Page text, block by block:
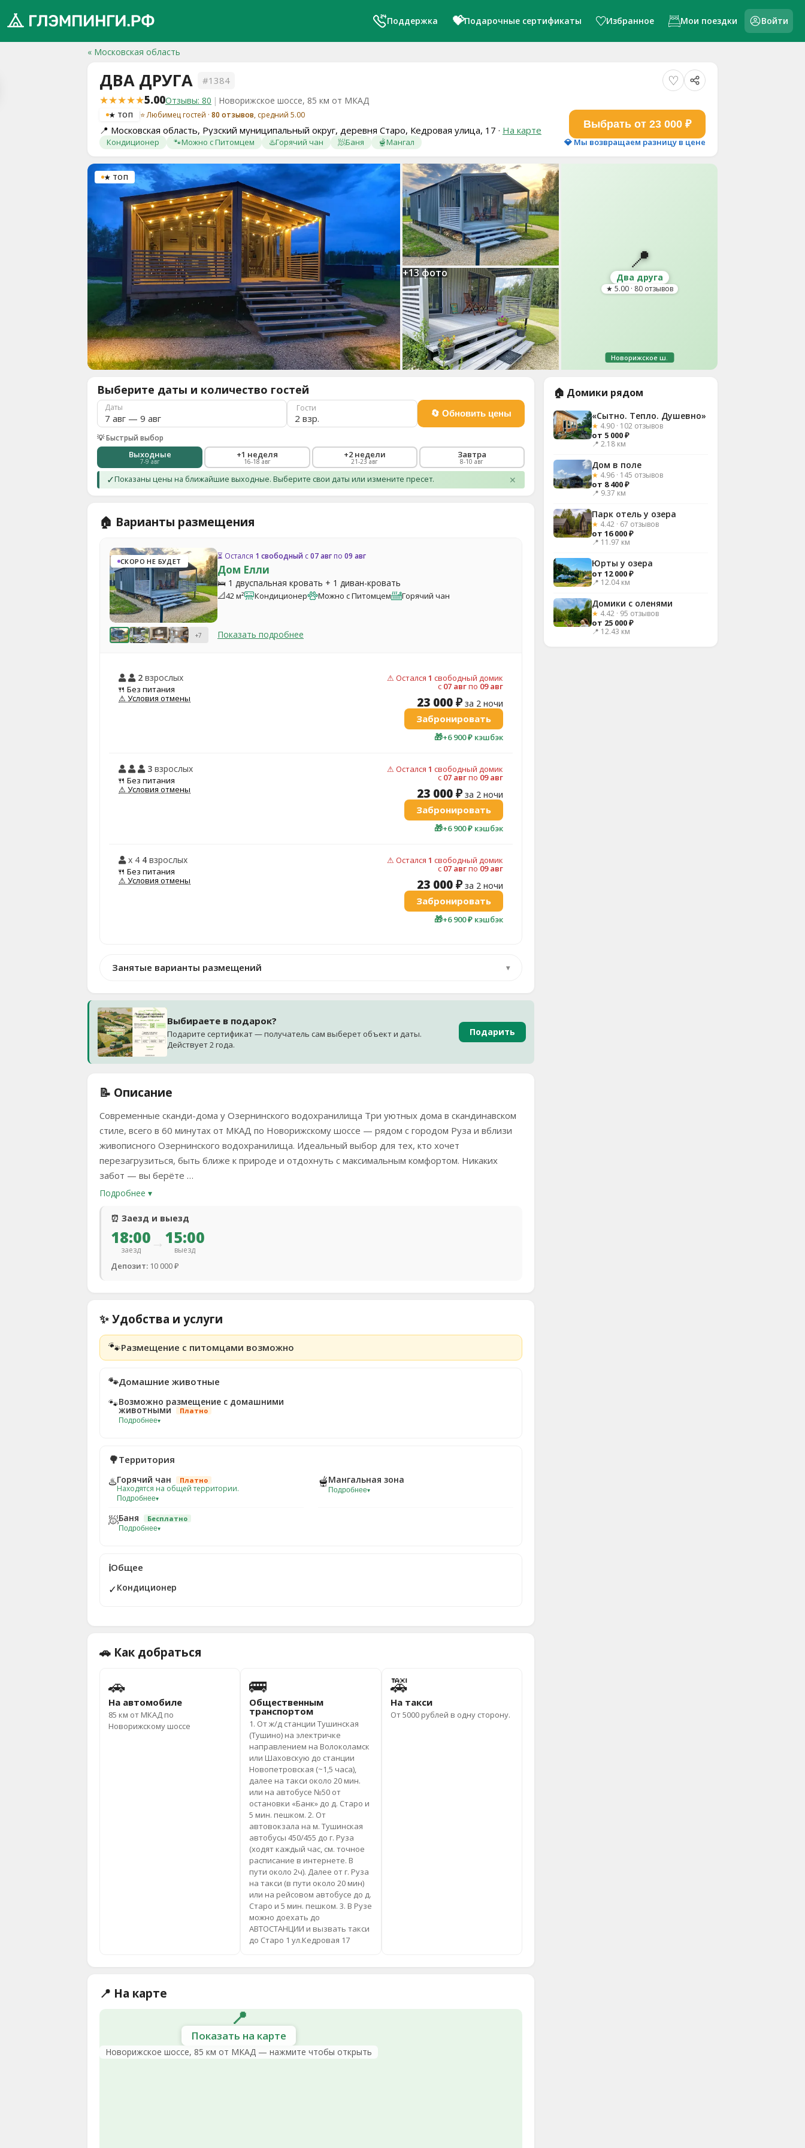
Поддержка 💝Подарочные сертификаты Избранное Мои поездки Войти
« Московская область
ДВА ДРУГА #1384
★★★★★5.00Отзывы: 80 | Новорижское шоссе, 85 км от МКАД
★ ТОП ⭐ Любимец гостей · 80 отзывов, средний 5.00
📍 Московская область, Рузский муниципальный округ, деревня Старо, Кедровая улица, 17 · На карте
Кондиционер 🐾Можно с Питомцем ♨️Горячий чан 🧖Баня 🫕Мангал
Выбрать от 23 000 ₽
💎 Мы возвращаем разницу в цене
★ ТОП
+13 фото 📍
Два друга
★ 5.00 · 80 отзывов
Новорижское ш.
Выберите даты и количество гостей
Даты Гости
2 взр.
💡 Быстрый выбор
Выходные
7-9 авг
+1 неделя
16-18 авг
+2 недели
21-23 авг
Завтра
8-10 авг
✓Показаны цены на ближайшие выходные. Выберите свои даты или измените пресет. ✕
🏠 Варианты размещения
СКОРО НЕ БУДЕТ
+7
⏳ Остался 1 свободный с07 авг по 09 авг
Дом Елли
🛌 1 двуспальная кровать + 1 диван-кровать
📐42 м² Кондиционер Можно с Питомцем Горячий чан
Показать подробнее
2 взрослых
🍴 Без питания
⚠ Условия отмены
⚠ Остался 1 свободный домик
c 07 авгпо 09 авг
23 000 ₽ за 2 ночи
Забронировать
🎁+6 900 ₽ кэшбэк
3 взрослых
🍴 Без питания
⚠ Условия отмены
⚠ Остался 1 свободный домик
c 07 авгпо 09 авг
23 000 ₽ за 2 ночи
Забронировать
🎁+6 900 ₽ кэшбэк
x 4 4 взрослых
🍴 Без питания
⚠ Условия отмены
⚠ Остался 1 свободный домик
c 07 авгпо 09 авг
23 000 ₽ за 2 ночи
Забронировать
🎁+6 900 ₽ кэшбэк
Занятые варианты размещений ▾
Выбираете в подарок?
Подарите сертификат — получатель сам выберет объект и даты.
Действует 2 года.
Подарить
📝 Описание
Современные сканди-дома у Озернинского водохранилища Три уютных дома в скандинавском
стиле, всего в 60 минутах от МКАД по Новорижскому шоссе — рядом с городом Руза и вблизи
живописного Озернинского водохранилища. Идеальный выбор для тех, кто хочет
перезагрузиться, быть ближе к природе и отдохнуть с максимальным комфортом. Никаких
забот — вы берёте …
Подробнее ▾
⏰ Заезд и выезд
18:00
заезд →15:00
выезд
Депозит: 10 000 ₽
✨ Удобства и услуги
🐾Размещение с питомцами возможно
🐾Домашние животные
🐾Возможно размещение с домашними
животными Платно
Подробнее▾
🌳Территория
♨️Горячий чан Платно
Находятся на общей территории.
Подробнее▾
🫕Мангальная зона
Подробнее▾
🧖Баня Бесплатно
Подробнее▾
ℹ️Общее
✓Кондиционер
🚗 Как добраться
🚗
На автомобиле
85 км от МКАД по
Новорижскому шоссе
🚌
Общественным
транспортом
1. От ж/д станции Тушинская
(Тушино) на электричке
направлением на Волоколамск
или Шаховскую до станции
Новопетровская (~1,5 часа),
далее на такси около 20 мин.
или на автобусе №50 от
остановки «Банк» до д. Старо и
5 мин. пешком. 2. От
автовокзала на м. Тушинская
автобусы 450/455 до г. Руза
(ходят каждый час, см. точное
расписание в интернете. В
пути около 2ч). Далее от г. Руза
на такси (в пути около 20 мин)
или на рейсовом автобусе до д.
Старо и 5 мин. пешком. 3. В Рузе
можно доехать до
АВТОСТАНЦИИ и вызвать такси
до Старо 1 ул.Кедровая 17
🚕
На такси
От 5000 рублей в одну сторону.
📍 На карте
📍
Показать на карте
Новорижское шоссе, 85 км от МКАД — нажмите чтобы открыть
🏠 Домики рядом
«Сытно. Тепло. Душевно»
★ 4.90 · 102 отзывов
от 5 000 ₽
📍 2.18 км
Дом в поле
★ 4.96 · 145 отзывов
от 8 400 ₽
📍 9.37 км
Парк отель у озера
★ 4.42 · 67 отзывов
от 16 000 ₽
📍 11.97 км
Юрты у озера
от 12 000 ₽
📍 12.04 км
Домики с оленями
★ 4.42 · 95 отзывов
от 25 000 ₽
📍 12.43 км